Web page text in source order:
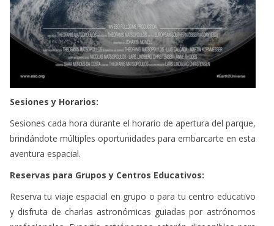
Sesiones y Horarios:
Sesiones cada hora durante el horario de apertura del parque,
brindándote múltiples oportunidades para embarcarte en esta
aventura espacial.
Reservas para Grupos y Centros Educativos:
Reserva tu viaje espacial en grupo o para tu centro educativo
y disfruta de charlas astronómicas guiadas por astrónomos